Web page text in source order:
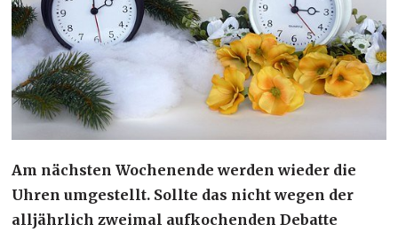
Am nächsten Wochenende werden wieder die
Uhren umgestellt. Sollte das nicht wegen der
alljährlich zweimal aufkochenden Debatte